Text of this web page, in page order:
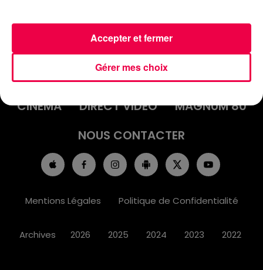
INFOS
AGENDA
JEUX
PODCASTS
CINÉMA
DIRECT VIDÉO
MAGNUM 80
NOUS CONTACTER
Mentions Légales Politique de Confidentialité
Archives 2026 2025 2024 2023 2022
Gérer mes choix
Accepter et fermer